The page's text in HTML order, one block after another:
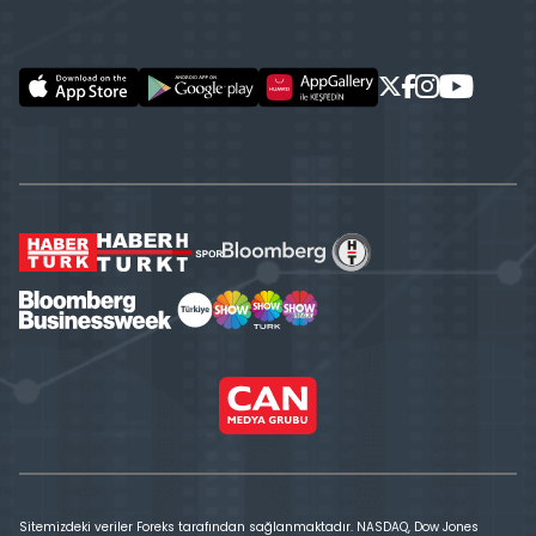
Sitemizdeki veriler Foreks tarafından sağlanmaktadır. NASDAQ, Dow Jones